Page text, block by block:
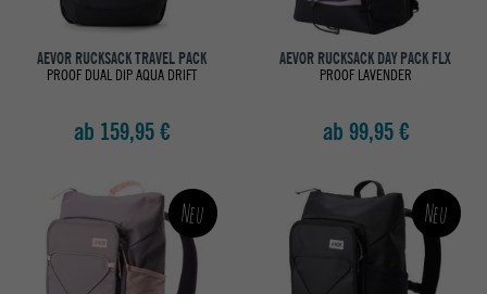
AEVOR RUCKSACK TRAVEL PACK
PROOF DUAL DIP AQUA DRIFT
ab 159,95 €
AEVOR RUCKSACK DAY PACK FLX
PROOF LAVENDER
ab 99,95 €
Neu Neu